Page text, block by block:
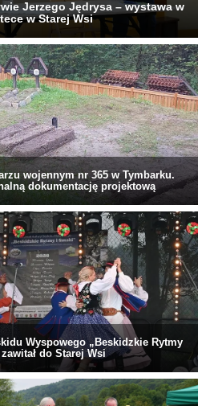
Jerzego Jędrysa – wystawa w
w Starej Wsi
wojennym nr 365 w Tymbarku.
dokumentację projektową
Wyspowego „Beskidzkie Rytmy
do Starej Wsi